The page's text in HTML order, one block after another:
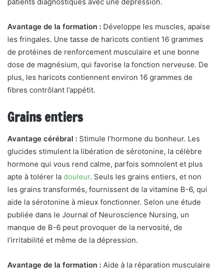
Avantage de la formation : Développe les muscles, apaise
les fringales. Une tasse de haricots contient 16 grammes
de protéines de renforcement musculaire et une bonne
dose de magnésium, qui favorise la fonction nerveuse. De
plus, les haricots contiennent environ 16 grammes de
fibres contrôlant l’appétit.
Grains entiers
Avantage cérébral : Stimule l’hormone du bonheur. Les
glucides stimulent la libération de sérotonine, la célèbre
hormone qui vous rend calme, parfois somnolent et plus
apte à tolérer la douleur. Seuls les grains entiers, et non
les grains transformés, fournissent de la vitamine B-6, qui
aide la sérotonine à mieux fonctionner. Selon une étude
publiée dans le Journal of Neuroscience Nursing, un
manque de B-6 peut provoquer de la nervosité, de
l’irritabilité et même de la dépression.
Avantage de la formation : Aide à la réparation musculaire